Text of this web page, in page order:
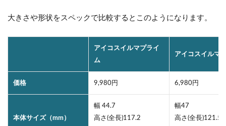
大きさや形状をスペックで比較するとこのようになります。
アイコスイルマプライ
ム
アイコスイルマ
価格 9,980円 6,980円
本体サイズ（mm）
幅 44.7
高さ(全長)117.2
幅47
高さ(全長)121.5